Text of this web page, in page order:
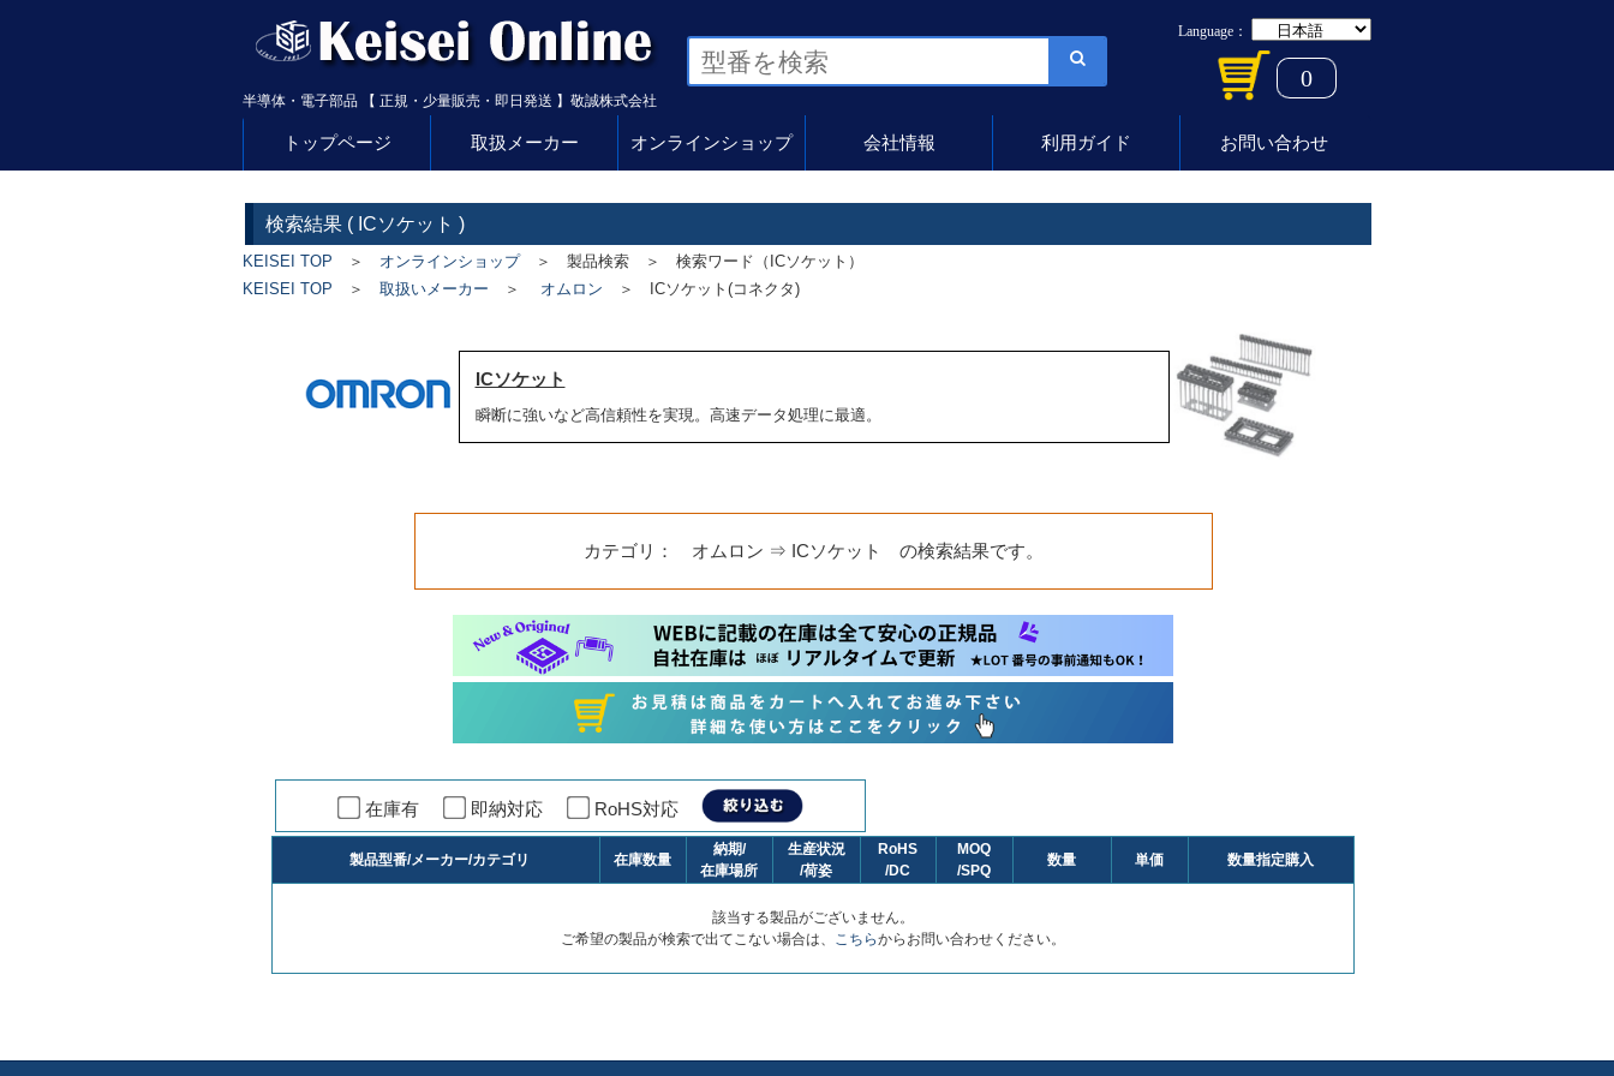
半導体・電子部品 【 正規・少量販売・即日発送 】敬誠株式会社
Language：
0
トップページ 取扱メーカー オンラインショップ 会社情報 利用ガイド お問い合わせ
検索結果 ( ICソケット )
KEISEI TOP ＞ オンラインショップ＞ 製品検索 ＞ 検索ワード（ICソケット）
KEISEI TOP ＞ 取扱いメーカー ＞ オムロン ＞ ICソケット(コネクタ)
ICソケット
瞬断に強いなど高信頼性を実現。高速データ処理に最適。
カテゴリ： オムロン ⇒ ICソケット の検索結果です。
在庫有 即納対応 RoHS対応
製品型番/メーカー/カテゴリ 在庫数量
納期/
在庫場所
生産状況
/荷姿
RoHS
/DC
MOQ
/SPQ
数量 単価 数量指定購入
該当する製品がございません。
ご希望の製品が検索で出てこない場合は、
こちらからお問い合わせください。